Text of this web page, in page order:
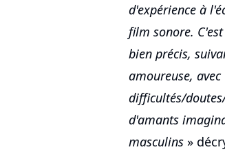
d'expérience à
film sonore.
bien précis,
amoureuse,
difficultés/
d'amants
masculins »